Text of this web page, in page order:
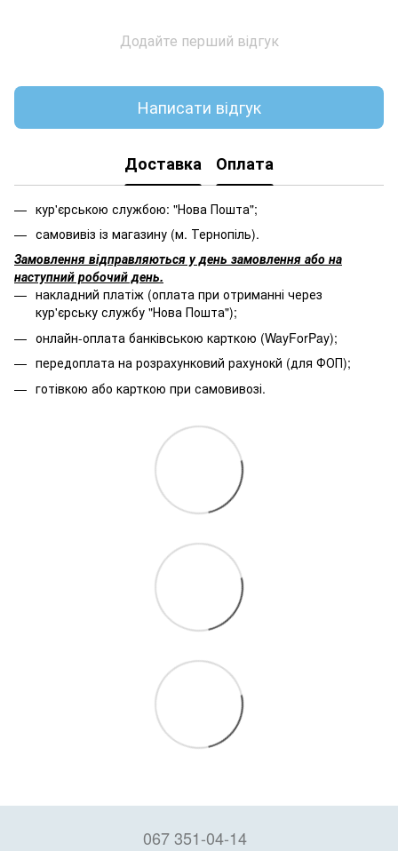
Додайте перший відгук
Написати відгук
Доставка Оплата
кур'єрською службою: "Нова Пошта";
самовивіз із магазину (м. Тернопіль).
Замовлення відправляються у день замовлення або на
наступний робочий день.
накладний платіж (оплата при отриманні через
кур'єрську службу "Нова Пошта");
онлайн-оплата банківською карткою (WayForPay);
передоплата на розрахунковий рахунокй (для ФОП);
готівкою або карткою при самовивозі.
067 351-04-14